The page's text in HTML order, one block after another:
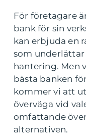
För företagare
bank för sin
kan erbjuda en
som
hantering. Men
bästa banken
kommer vi att
överväga vid
omfattande
alternativen.